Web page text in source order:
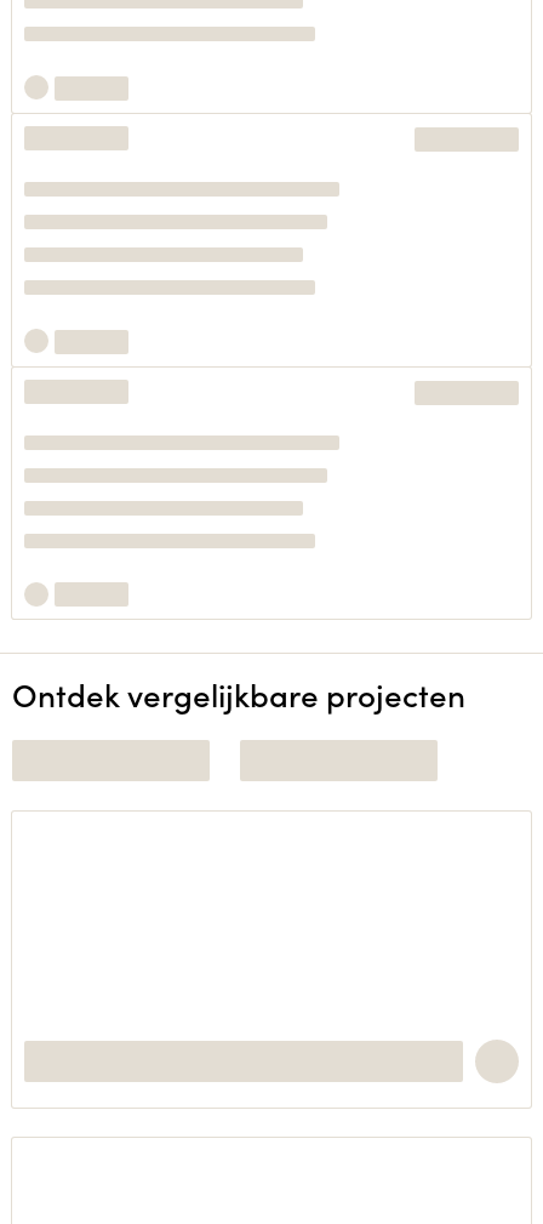
Ontdek vergelijkbare projecten